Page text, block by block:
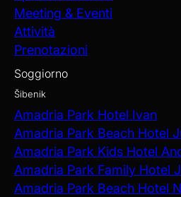
Meeting & Eventi
Attività
Prenotazioni
Soggiorno
Šibenik
Amadria Park Hotel Ivan
Amadria Park Beach Hotel
Amadria Park Kids Hotel
Amadria Park Family Hotel
Amadria Park Beach Hotel